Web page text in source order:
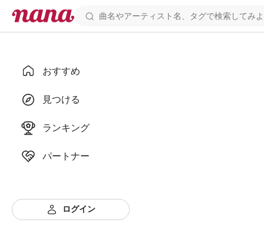
おすすめ
見つける
ランキング
パートナー
ログイン